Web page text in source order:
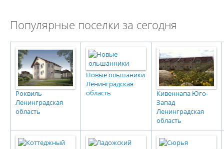
Популярные поселки за сегодня
Роквиль
Ленинградская
область
Новые ольшаники
Ленинградская
область
Кивеннапа Юго-
Запад
Ленинградская
область